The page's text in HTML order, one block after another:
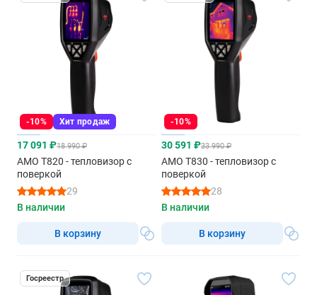
-10% Хит продаж
17 091 ₽18 990 ₽
AMO T820 - тепловизор с
поверкой
29
В наличии
В корзину
-10%
30 591 ₽33 990 ₽
AMO T830 - тепловизор с
поверкой
28
В наличии
В корзину
Госреестр